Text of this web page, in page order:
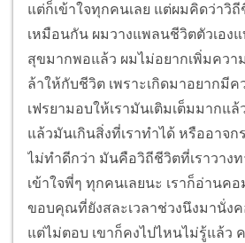
แต่ก็เข้าใจทุกคนเลย แต่ผมคิดว่าวิ
เหมือนกัน ผมวางแพลนชีวิตตัวเอง
สุขมากพอแล้ว ผมไม่อยากเพิ่มควา
ล้าให้กับชีวิต เพราะเกิดมาอยากมี
เฟรยามอบให้เรามันเติมเต็มมากแ
แล้วมันเกินสิ่งที่เราทำได้ หรืออาจก
ไม่ทำดีกว่า มันคือวิถีชีวิตที่เราวางท
เข้าใจพี่ๆ ทุกคนเลยนะ เราก็อ่านค
ขอบคุณที่ยังสละเวลาช่วงนึงมานั่งค
แต่ไม่ตอบ เขาก็คงไปไหนไม่รู้แล้ว